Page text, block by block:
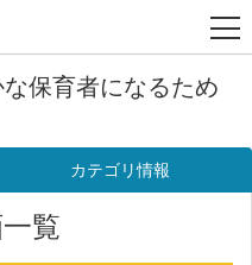
保育者になるため
カテゴリ情報
覧